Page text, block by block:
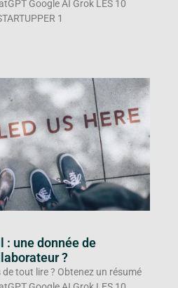
Google AI Grok LES 10
1
: une donnée de
?
de tout lire ? Obtenez un résumé